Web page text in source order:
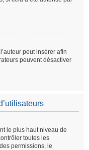
peut insérer afin
peuvent désactiver
le plus haut niveau de
toutes les
permissions, le